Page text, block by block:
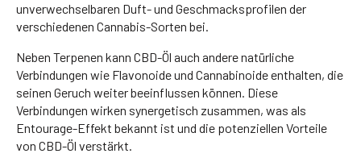
unverwechselbaren Duft- und Geschmacksprofilen der
verschiedenen Cannabis-Sorten bei.
Neben Terpenen kann CBD-Öl auch andere natürliche
Verbindungen wie Flavonoide und Cannabinoide enthalten, die
seinen Geruch weiter beeinflussen können. Diese
Verbindungen wirken synergetisch zusammen, was als
Entourage-Effekt bekannt ist und die potenziellen Vorteile
von CBD-Öl verstärkt.